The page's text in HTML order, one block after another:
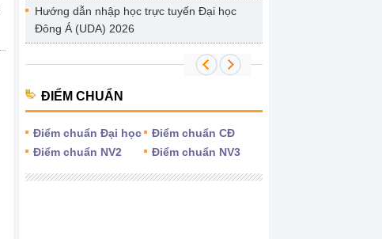
Hướng dẫn nhập học trực tuyến Đại học
Đông Á (UDA) 2026
ĐIỂM CHUẨN
Điểm chuẩn Đại học
Điểm chuẩn CĐ
Điểm chuẩn NV2
Điểm chuẩn NV3